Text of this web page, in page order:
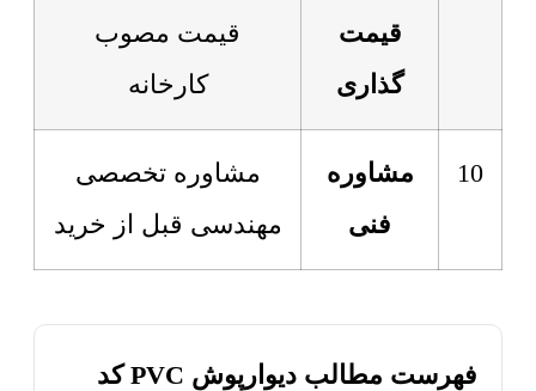
قیمت
گذاری
قیمت مصوب
کارخانه
10
مشاوره
فنی
مشاوره تخصصی
مهندسی قبل از خرید
فهرست مطالب دیوارپوش PVC کد